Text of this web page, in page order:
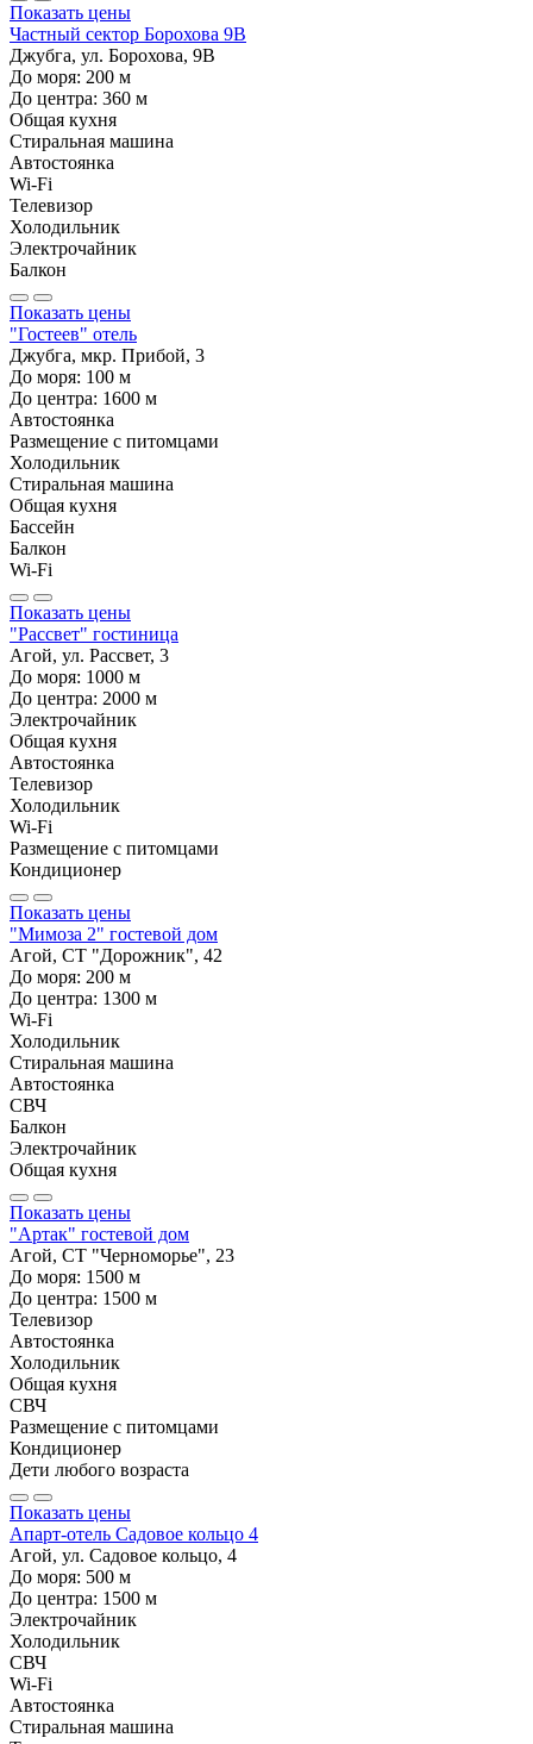
Показать цены
Частный сектор Борохова 9В
Джубга, ул. Борохова, 9В
До моря: 200 м
До центра: 360 м
Общая кухня
Стиральная машина
Автостоянка
Wi-Fi
Телевизор
Холодильник
Электрочайник
Балкон
Показать цены
"Гостеев" отель
Джубга, мкр. Прибой, 3
До моря: 100 м
До центра: 1600 м
Автостоянка
Размещение с питомцами
Холодильник
Стиральная машина
Общая кухня
Бассейн
Балкон
Wi-Fi
Показать цены
"Рассвет" гостиница
Агой, ул. Рассвет, 3
До моря: 1000 м
До центра: 2000 м
Электрочайник
Общая кухня
Автостоянка
Телевизор
Холодильник
Wi-Fi
Размещение с питомцами
Кондиционер
Показать цены
"Мимоза 2" гостевой дом
Агой, СТ "Дорожник", 42
До моря: 200 м
До центра: 1300 м
Wi-Fi
Холодильник
Стиральная машина
Автостоянка
СВЧ
Балкон
Электрочайник
Общая кухня
Показать цены
"Артак" гостевой дом
Агой, СТ "Черноморье", 23
До моря: 1500 м
До центра: 1500 м
Телевизор
Автостоянка
Холодильник
Общая кухня
СВЧ
Размещение с питомцами
Кондиционер
Дети любого возраста
Показать цены
Апарт-отель Садовое кольцо 4
Агой, ул. Садовое кольцо, 4
До моря: 500 м
До центра: 1500 м
Электрочайник
Холодильник
СВЧ
Wi-Fi
Автостоянка
Стиральная машина